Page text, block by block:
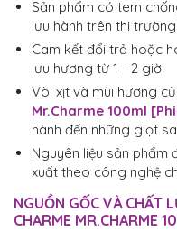
Sản phẩm có tem
lưu hành trên thị trường.
Cam kết đổi trả hoặc
lưu hương từ 1 - 2 giờ.
Vòi xịt và mùi hương
Mr.Charme 100ml
hành đến những giọt
Nguyên liệu sản phẩm
xuất theo công nghệ
NGUỒN GỐC VÀ CHẤT
CHARME MR.CHARME